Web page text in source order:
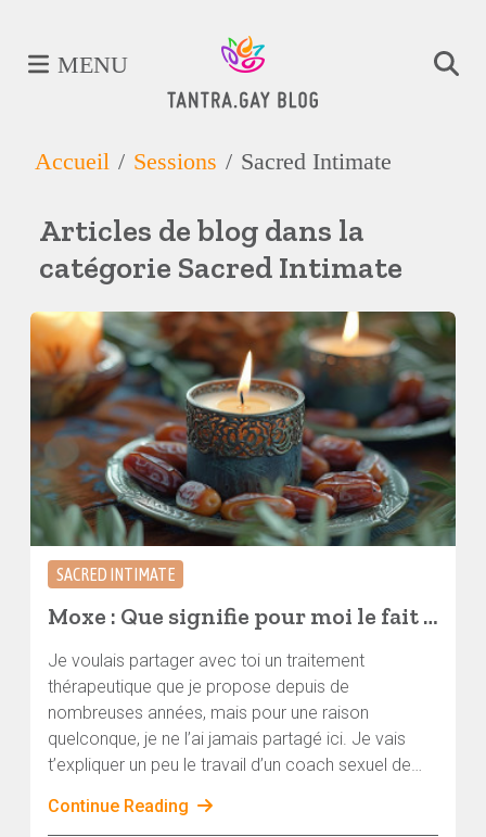
MENU
Accueil Sessions Sacred Intimate
Articles de blog dans la
catégorie Sacred Intimate
SACRED INTIMATE
Moxe : Que signifie pour moi le fait de travailler avec l' »intimité sacrée » ?
Je voulais partager avec toi un traitement
thérapeutique que je propose depuis de
nombreuses années, mais pour une raison
quelconque, je ne l’ai jamais partagé ici. Je vais
t’expliquer un peu le travail d’un coach sexuel de
approches. Je suis professeur de tantra et coach
Continue Reading